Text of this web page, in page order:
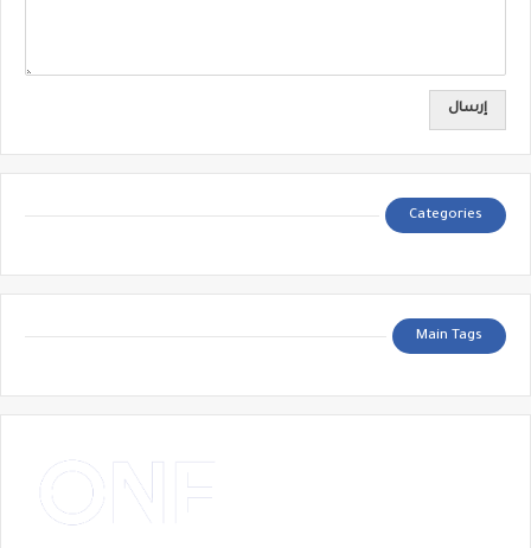
Categories
Main Tags